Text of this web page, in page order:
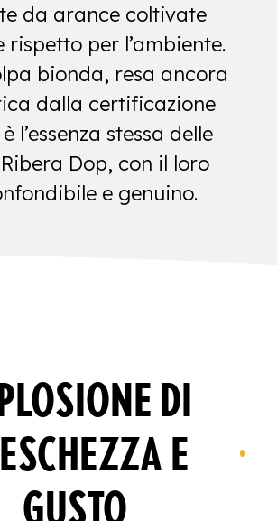
da arance coltivate
rispetto per l’ambiente.
bionda, resa ancora
dalla certificazione
l’essenza stessa delle
Dop, con il loro
e genuino.
DI
E
GUSTO